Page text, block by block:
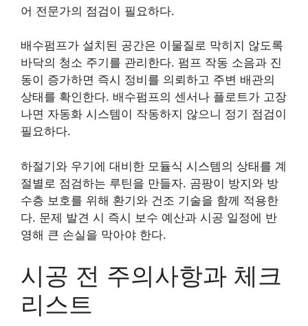
어 전문가의 점검이 필요하다.
배수펌프가 설치된 공간은 이물질로 막히지 않도록
바닥의 청소 주기를 관리한다. 펌프 작동 소음과 진
동이 증가하면 즉시 정비를 의뢰하고 주변 배관의
상태를 확인한다. 배수펌프의 센서나 플로트가 고장
나면 자동화 시스템이 작동하지 않으니 정기 점검이
필요하다.
하절기와 우기에 대비한 모듈식 시스템의 상태를 계
절별로 점검하는 루틴을 만들자. 곰팡이 방지와 방
수층 보호를 위해 환기와 건조 기술을 함께 적용한
다. 문제 발견 시 즉시 보수 예산과 시공 일정에 반
영해 큰 손실을 막아야 한다.
시공 전 주의사항과 체크
리스트